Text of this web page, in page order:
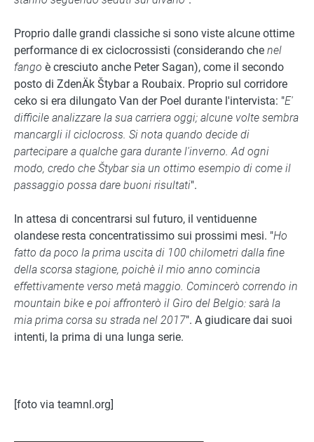
Proprio dalle grandi classiche si sono viste alcune ottime
performance di ex ciclocrossisti (considerando che nel
fango è cresciuto anche Peter Sagan), come il secondo
posto di ZdenÄk Štybar a Roubaix. Proprio sul corridore
ceko si era dilungato Van der Poel durante l'intervista: "E'
difficile analizzare la sua carriera oggi; alcune volte sembra
mancargli il ciclocross. Si nota quando decide di
partecipare a qualche gara durante l'inverno. Ad ogni
modo, credo che Štybar sia un ottimo esempio di come il
passaggio possa dare buoni risultati".
In attesa di concentrarsi sul futuro, il ventiduenne
olandese resta concentratissimo sui prossimi mesi. "Ho
fatto da poco la prima uscita di 100 chilometri dalla fine
della scorsa stagione, poichè il mio anno comincia
effettivamente verso metà maggio. Comincerò correndo in
mountain bike e poi affronterò il Giro del Belgio: sarà la
mia prima corsa su strada nel 2017". A giudicare dai suoi
intenti, la prima di una lunga serie.
[foto via teamnl.org]